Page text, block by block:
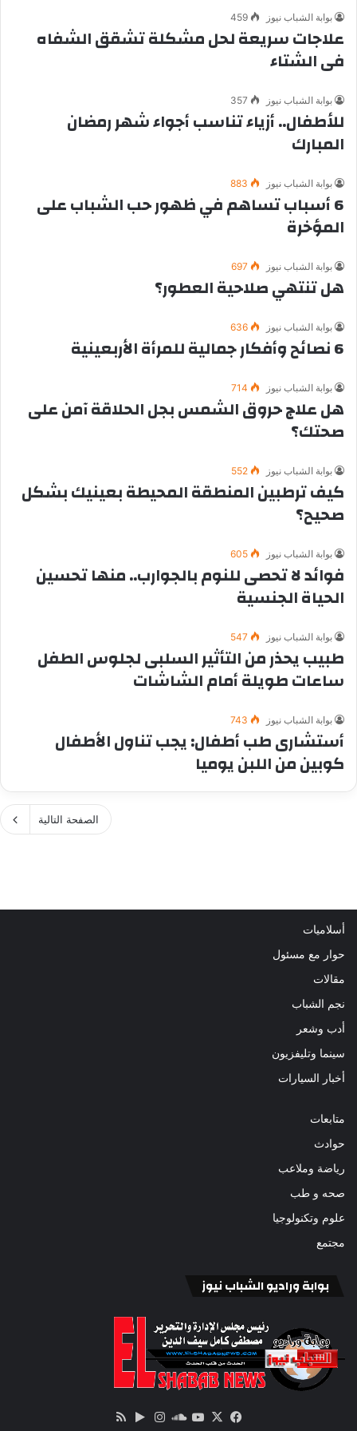
بوابة الشباب نيوز 459
علاجات سريعة لحل مشكلة تشقق الشفاه
فى الشتاء
بوابة الشباب نيوز 357
للأطفال.. أزياء تناسب أجواء شهر رمضان
المبارك
بوابة الشباب نيوز 883
6 أسباب تساهم في ظهور حب الشباب على
المؤخرة
بوابة الشباب نيوز 697
هل تنتهي صلاحية العطور؟
بوابة الشباب نيوز 636
6 نصائح وأفكار جمالية للمرأة الأربعينية
بوابة الشباب نيوز 714
هل علاج حروق الشمس بجل الحلاقة آمن على
صحتك؟
بوابة الشباب نيوز 552
كيف ترطبين المنطقة المحيطة بعينيك بشكل
صحيح؟
بوابة الشباب نيوز 605
فوائد لا تحصى للنوم بالجوارب.. منها تحسين
الحياة الجنسية
بوابة الشباب نيوز 547
طبيب يحذر من التأثير السلبى لجلوس الطفل
ساعات طويلة أمام الشاشات
بوابة الشباب نيوز 743
أستشارى طب أطفال: يجب تناول الأطفال
كوبين من اللبن يوميا
الصفحة التالية
أسلاميات
حوار مع مسئول
مقالات
نجم الشباب
أدب وشعر
سينما وتليفزيون
أخبار السيارات
متابعات
حوادث
رياضة وملاعب
صحه و طب
علوم وتكنولوجيا
مجتمع
بوابة وراديو الشباب نيوز
فيسبوك
‫X
‫YouTube
ساوندانستقرام‏Google